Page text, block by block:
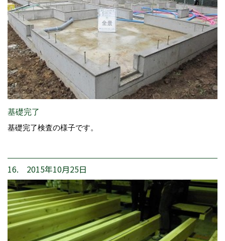
基礎完了
基礎完了検査の様子です。
16. 2015年10月25日